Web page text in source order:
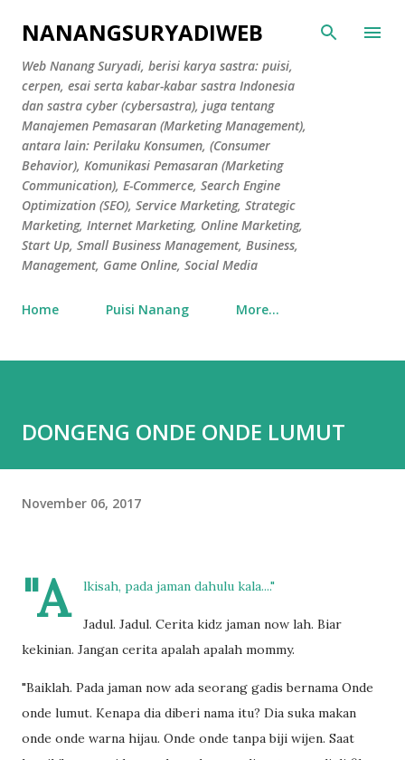
Skip to main content
NANANGSURYADIWEB
Web Nanang Suryadi, berisi karya sastra: puisi,
cerpen, esai serta kabar-kabar sastra Indonesia
dan sastra cyber (cybersastra), juga tentang
Manajemen Pemasaran (Marketing Management),
antara lain: Perilaku Konsumen, (Consumer
Behavior), Komunikasi Pemasaran (Marketing
Communication), E-Commerce, Search Engine
Optimization (SEO), Service Marketing, Strategic
Marketing, Internet Marketing, Online Marketing,
Start Up, Small Business Management, Business,
Management, Game Online, Social Media
Home Puisi Nanang More…
DONGENG ONDE ONDE LUMUT
November 06, 2017
"A lkisah, pada jaman dahulu kala...."
Jadul. Jadul. Cerita kidz jaman now lah. Biar
kekinian. Jangan cerita apalah apalah mommy.
"Baiklah. Pada jaman now ada seorang gadis bernama Onde
onde lumut. Kenapa dia diberi nama itu? Dia suka makan
onde onde warna hijau. Onde onde tanpa biji wijen. Saat